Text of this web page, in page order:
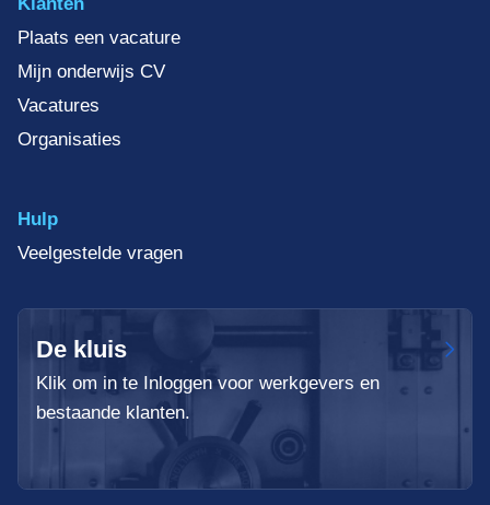
Klanten
Plaats een vacature
Mijn onderwijs CV
Vacatures
Organisaties
Hulp
Veelgestelde vragen
De kluis
Klik om in te Inloggen voor werkgevers en
bestaande klanten.